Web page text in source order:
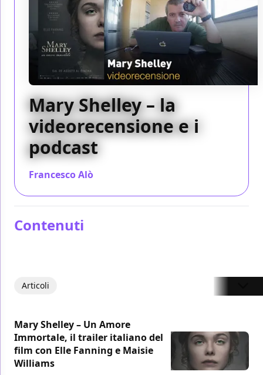
Mary Shelley – la
videorecensione e i
podcast
Francesco Alò
Contenuti
Articoli
Mary Shelley – Un Amore
Immortale, il trailer italiano del
film con Elle Fanning e Maisie
Williams